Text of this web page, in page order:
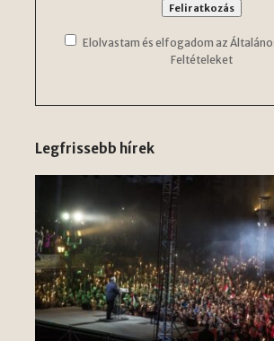
Elolvastam és elfogadom az
Feltételeket
Legfrissebb hírek